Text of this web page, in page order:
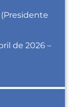
(Presidente
de 2026 –